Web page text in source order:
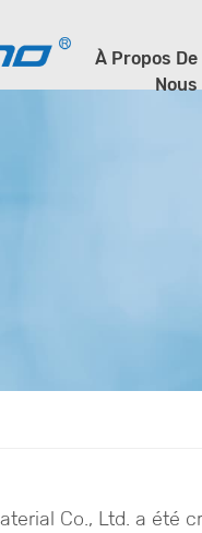
À Propos De
Nous
Co., Ltd. a été